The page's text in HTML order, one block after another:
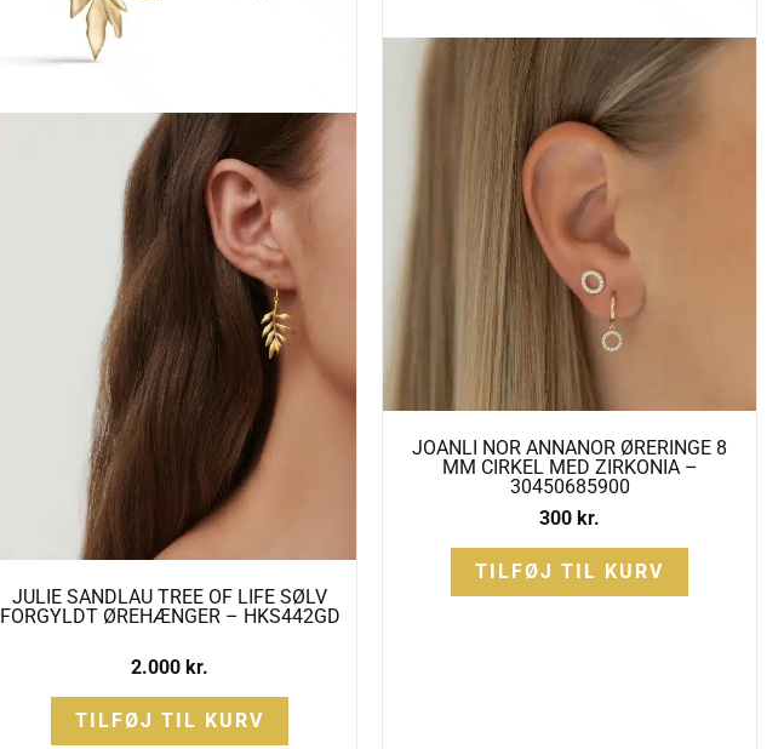
JULIE SANDLAU TREE OF LIFE SØLV
FORGYLDT ØREHÆNGER – HKS442GD
2.000 kr.
TILFØJ TIL KURV
JOANLI NOR ANNANOR ØRERINGE 8
MM CIRKEL MED ZIRKONIA –
30450685900
300 kr.
TILFØJ TIL KURV